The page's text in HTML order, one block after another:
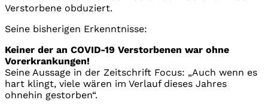
Verstorbene obduziert.
Seine bisherigen Erkenntnisse:
Keiner der an COVID-19 Verstorbenen war ohne
Vorerkrankungen!
Seine Aussage in der Zeitschrift Focus: „Auch wenn es
hart klingt, viele wären im Verlauf dieses Jahres
ohnehin gestorben“.